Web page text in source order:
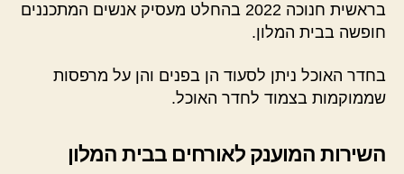
בראשית חנוכה 2022 בהחלט מעסיק אנשים המתכננים
חופשה בבית המלון.
בחדר האוכל ניתן לסעוד הן בפנים והן על מרפסות
שממוקמות בצמוד לחדר האוכל.
השירות המוענק לאורחים בבית המלון